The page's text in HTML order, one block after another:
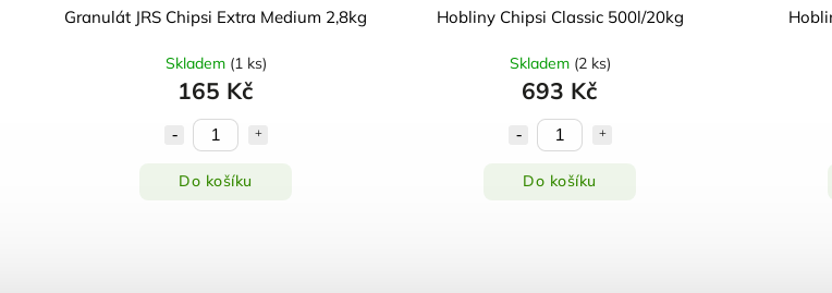
Granulát JRS Chipsi Extra Medium 2,8kg
Skladem (1 ks)
165 Kč
Do košíku
Hobliny Chipsi Classic 500l/20kg
Skladem (2 ks)
693 Kč
Do košíku